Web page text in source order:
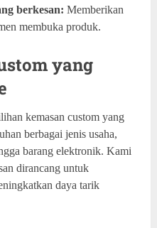
berkesan: Memberikan
membuka produk.
yang
kemasan custom yang
berbagai jenis usaha,
barang elektronik. Kami
dirancang untuk
daya tarik